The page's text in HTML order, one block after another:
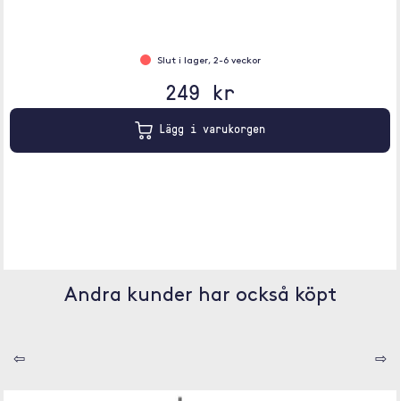
Slut i lager, 2-6 veckor
249 kr
Lägg i varukorgen
Andra kunder har också köpt
⇦ ⇨